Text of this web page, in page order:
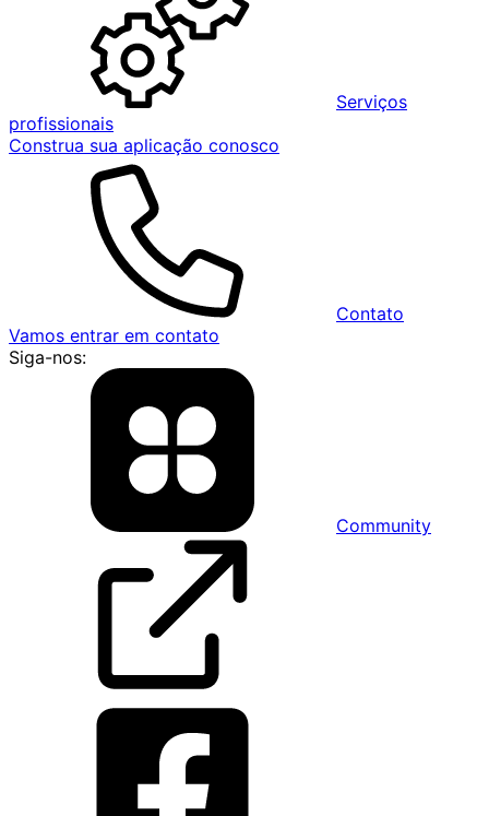
Serviços
profissionais
Construa sua aplicação conosco
Contato
Vamos entrar em contato
Siga-nos:
Community